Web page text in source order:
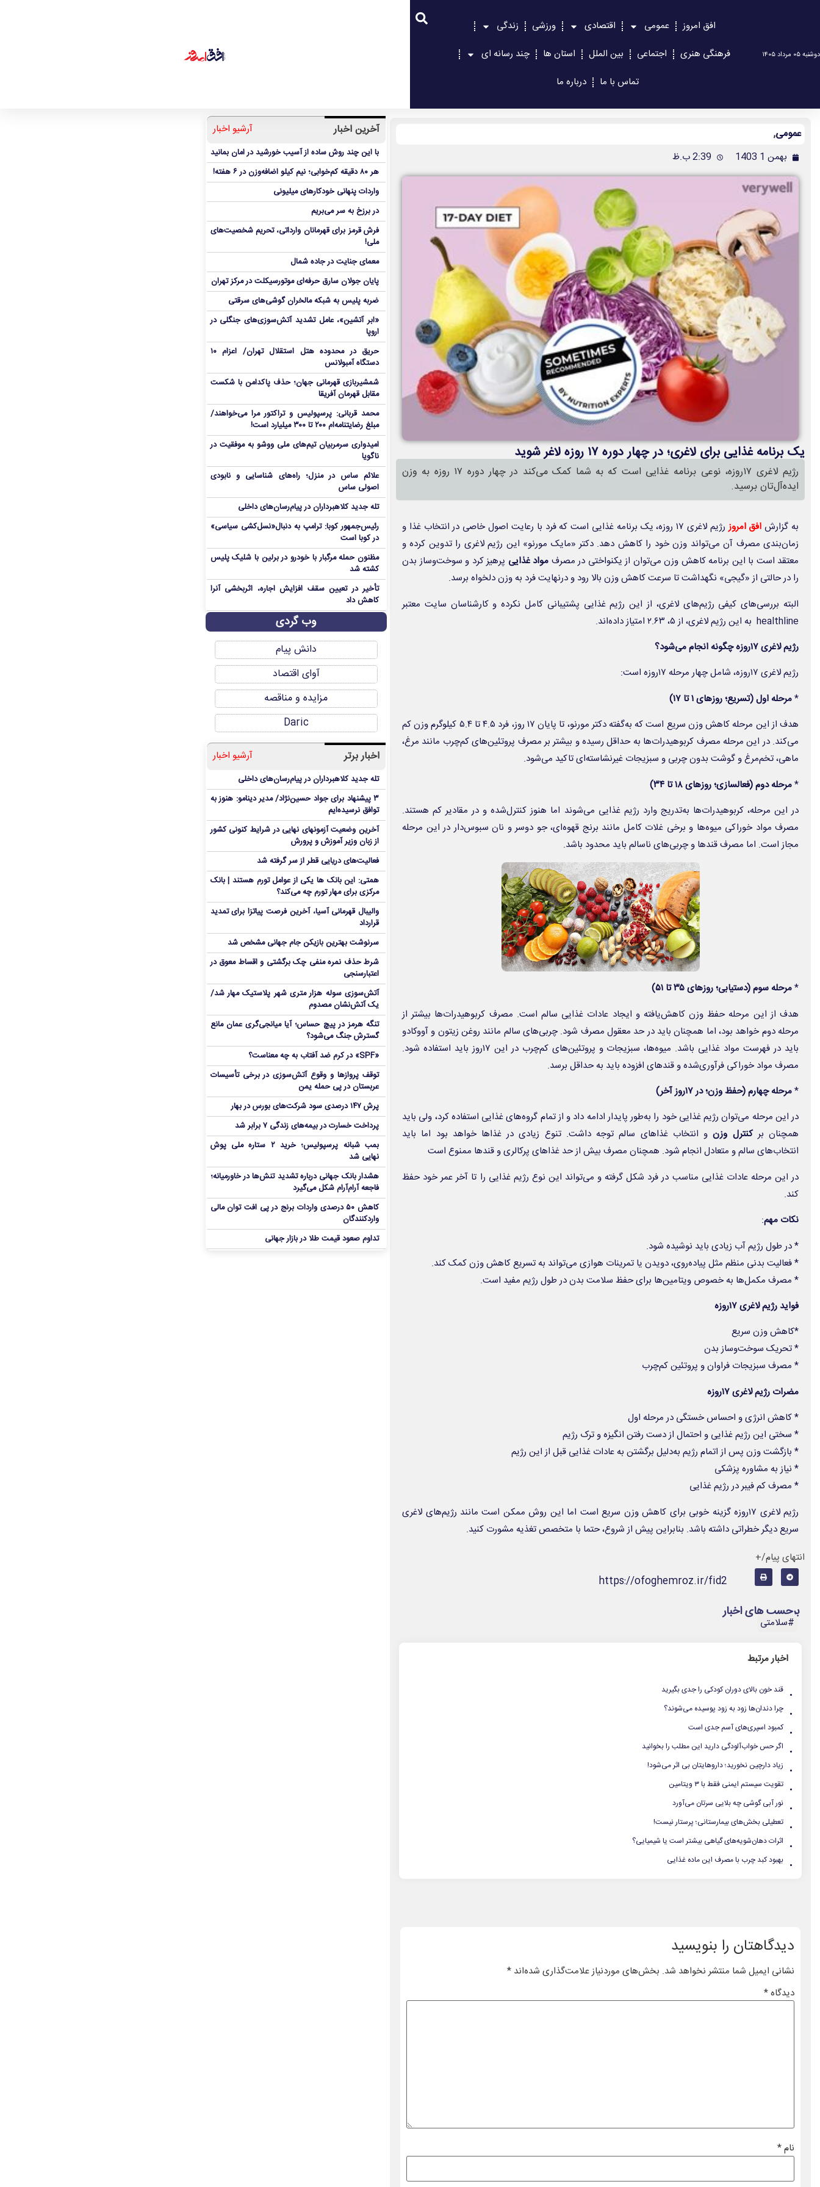
دوشنبه ۰۵ مرداد ۱۴۰۵
افق امروز عمومی اقتصادی ورزشی
زندگی
فرهنگی هنری
اجتماعی بین الملل استان ها
چند رسانه ای
تماس با ما
درباره ما
عمومی,
بهمن 1 1403 2:39 ب.ظ
یک برنامه غذایی برای لاغری؛ در چهار دوره ۱۷ روزه لاغر شوید
رژیم لاغری ۱۷روزه، نوعی برنامه غذایی است که به شما کمک می‌کند در چهار دوره ۱۷ روزه به وزن
ایده‌آل‌تان برسید.
به گزارش افق امروز
رژیم لاغری ۱۷ روزه، یک برنامه غذایی است که فرد با رعایت اصول خاصی در انتخاب غذا و
زمان‌بندی مصرف آن می‌تواند وزن خود را کاهش دهد. دکتر «مایک مورنو» این رژیم لاغری را تدوین کرده و
معتقد است با این برنامه کاهش وزن می‌توان از یکنواختی در مصرف مواد غذایی پرهیز کرد و سوخت‌وساز بدن
را در حالتی از «گیجی» نگهداشت تا سرعت کاهش وزن بالا رود و درنهایت فرد به وزن دلخواه برسد.
البته بررسی‌های کیفی رژیم‌های لاغری، از این رژیم غذایی پشتیبانی کامل نکرده‌ و کارشناسان سایت معتبر
healthline به این رژیم لاغری، از ۵، ۲.۶۳ امتیاز داده‌اند.
رژیم لاغری ۱۷روزه چگونه انجام می‌شود؟
رژیم لاغری ۱۷روزه، شامل چهار مرحله ۱۷روزه است:
*مرحله اول (تسریع؛ روزهای ۱ تا ۱۷)
هدف از این مرحله کاهش وزن سریع است که به‌گفته دکتر مورنو، تا پایان ۱۷ روز، فرد ۴.۵ تا ۵.۴ کیلوگرم وزن کم
می‌کند. در این مرحله مصرف کربوهیدرات‌ها به حداقل رسیده و بیشتر بر مصرف پروتئین‌های کم‌چرب مانند مرغ،
ماهی، تخم‌مرغ و گوشت بدون چربی و سبزیجات غیرنشاسته‌ای تاکید می‌شود.
*مرحله دوم (فعالسازی؛ روزهای ۱۸ تا ۳۴)
در این مرحله، کربوهیدرات‌ها به‌تدریج وارد رژیم غذایی می‌شوند اما هنوز کنترل‌شده و در مقادیر کم هستند.
مصرف مواد خوراکی میوه‌ها و برخی غلات کامل مانند برنج قهوه‌ای، جو دوسر و نان سبوس‌دار در این مرحله
مجاز است. اما مصرف قندها و چربی‌های ناسالم باید محدود باشد.
*مرحله سوم (دستیابی؛ روزهای ۳۵ تا ۵۱)
هدف از این مرحله حفظ وزن کاهش‌یافته و ایجاد عادات غذایی سالم است. مصرف کربوهیدرات‌ها بیشتر از
مرحله دوم خواهد بود، اما همچنان باید در حد معقول مصرف شود. چربی‌های سالم مانند روغن زیتون و آووکادو
باید در فهرست مواد غذایی باشد. میوه‌ها، سبزیجات و پروتئین‌های کم‌چرب در این ۱۷روز باید استفاده شود.
مصرف مواد خوراکی فرآوری‌شده و قندهای افزوده باید به حداقل برسد.
*مرحله چهارم (حفظ وزن؛ در ۱۷روز آخر)
در این مرحله می‌توان رژیم غذایی خود را به‌طور پایدار ادامه داد و از تمام گروه‌های غذایی استفاده کرد، ولی باید
همچنان برکنترل وزن و انتخاب غذاهای سالم توجه داشت. تنوع زیادی در غذاها خواهد بود اما باید
انتخاب‌های سالم و متعادل انجام شود. همچنان مصرف بیش از حد غذاهای پرکالری و قندها ممنوع است
در این مرحله عادات غذایی مناسب در فرد شکل گرفته و می‌تواند این نوع رژیم غذایی را تا آخر عمر خود حفظ
کند.
نکات مهم:
* در طول رژیم آب زیادی باید نوشیده شود.
* فعالیت بدنی منظم مثل پیاده‌روی، دویدن یا تمرینات هوازی می‌تواند به تسریع کاهش وزن کمک کند.
* مصرف مکمل‌ها به خصوص ویتامین‌ها برای حفظ سلامت بدن در طول رژیم مفید است.
فواید رژیم لاغری ۱۷روزه
*کاهش وزن سریع
* تحریک سوخت‌وساز بدن
* مصرف سبزیجات فراوان و پروتئین کم‌چرب
مضرات رژیم لاغری ۱۷روزه
* کاهش انرژی و احساس خستگی در مرحله اول
* سختی این رژیم غذایی و احتمال از دست رفتن انگیزه و ترک رژیم
* بازگشت وزن پس از اتمام رژیم به‌دلیل برگشتن به عادات غذایی قبل از این رژیم
* نیاز به مشاوره پزشکی
* مصرف کم فیبر در رژیم غذایی
رژیم لاغری ۱۷روزه گزینه خوبی برای کاهش وزن سریع است اما این روش ممکن است مانند رژیم‌های لاغری
سریع دیگر خطراتی داشته باشد. بنابراین پیش از شروع، حتما با متخصص تغذیه مشورت کنید.
انتهای پیام/+
https://ofoghemroz.ir/fid2
برچسب های اخبار
#سلامتی
اخبار مرتبط
. قند خون بالای دوران کودکی را جدی بگیرید
. چرا دندان‌ها زود به زود پوسیده می‌شوند؟
. کمبود اسپری‌های آسم جدی است
. اگر حس خواب‌آلودگی دارید این مطلب را بخوانید
. زیاد دارچین نخورید؛ داروهایتان بی اثر می‌شود!
. تقویت سیستم ایمنی فقط با ۳ ویتامین
. نور آبی گوشی چه بلایی سرتان می‌آورد
. تعطیلی بخش‌های بیمارستانی؛ پرستار نیست!
. اثرات دهان‌شویه‌های گیاهی بیشتر است یا شیمیایی؟
. بهبود کبد چرب با مصرف این ماده غذایی
دیدگاهتان را بنویسید
نشانی ایمیل شما منتشر نخواهد شد. بخش‌های موردنیاز علامت‌گذاری شده‌اند*
دیدگاه*
نام*
آخرین اخبار آرشیو اخبار
با این چند روش ساده از آسیب خورشید در امان بمانید
هر ۸۰ دقیقه کم‌خوابی؛ نیم کیلو اضافه‌وزن در ۶ هفته!
واردات پنهانی خودکارهای میلیونی
در برزخ به سر می‌بریم
فرش قرمز برای قهرمانان وارداتی، تحریم شخصیت‌های
ملی!
معمای جنایت در جاده شمال
پایان جولان سارق حرفه‌ای موتورسیکلت در مرکز تهران
ضربه پلیس به شبکه مالخران گوشی‌های سرقتی
«ابر آتشین»، عامل تشدید آتش‌سوزی‌های جنگلی در
اروپا
حریق در محدوده هتل استقلال تهران/ اعزام ۱۰
دستگاه آمبولانس
شمشیربازی قهرمانی جهان؛ حذف پاکدامن با شکست
مقابل قهرمان آفریقا
محمد قربانی: پرسپولیس و تراکتور مرا می‌خواهند/
مبلغ رضایتنامه‌ام ۲۰۰ تا ۳۰۰ میلیارد است!
امیدواری سرمربیان تیم‌های ملی ووشو به موفقیت در
ناگویا
علائم ساس در منزل؛ راه‌های شناسایی و نابودی
اصولی ساس
تله جدید کلاهبرداران در پیام‌رسان‌های داخلی
رئیس‌جمهور کوبا: ترامپ به دنبال«نسل‌کشی سیاسی»
در کوبا است
مظنون حمله مرگبار با خودرو در برلین با شلیک پلیس
کشته شد
تأخیر در تعیین سقف افزایش اجاره، اثربخشی آنرا
کاهش داد
وب گردی
دانش پیام
آوای اقتصاد
مزایده و مناقصه
Daric
اخبار برتر آرشیو اخبار
تله جدید کلاهبرداران در پیام‌رسان‌های داخلی
۳ پیشنهاد برای جواد حسین‌نژاد/ مدیر دینامو: هنوز به
توافق نرسیده‌ایم
آخرین وضعیت آزمونهای نهایی در شرایط کنونی کشور
از زبان وزیر آموزش و پرورش
فعالیت‌های دریایی قطر از سر گرفته شد
همتی: این بانک ها یکی از عوامل تورم هستند | بانک
مرکزی برای مهار تورم چه می‌کند؟
والیبال قهرمانی آسیا، آخرین فرصت پیاتزا برای تمدید
قرارداد
سرنوشت بهترین بازیکن جام جهانی مشخص شد
شرط حذف نمره منفی چک برگشتی و اقساط معوق در
اعتبارسنجی
آتش‌سوزی سوله هزار متری شهر پلاستیک مهار شد/
یک آتش‌نشان مصدوم
تنگه هرمز در پیچ حساس؛ آیا میانجی‌گری عمان مانع
گسترش جنگ می‌شود؟
«SPF» در کرم ضد آفتاب به چه معناست؟
توقف پروازها و وقوع آتش‌سوزی در برخی تأسیسات
عربستان در پی حمله یمن
پرش ۱۴۷ درصدی سود شرکت‌های بورس در بهار
پرداخت خسارت در بیمه‌های زندگی ۷ برابر شد
بمب شبانه پرسپولیس؛ خرید ۲ ستاره ملی پوش
نهایی شد
هشدار بانک جهانی درباره تشدید تنش‌ها در خاورمیانه؛
فاجعه آرام‌آرام شکل می‌گیرد
کاهش ۵۰ درصدی واردات برنج در پی افت توان مالی
واردکنندگان
تداوم صعود قیمت طلا در بازار جهانی